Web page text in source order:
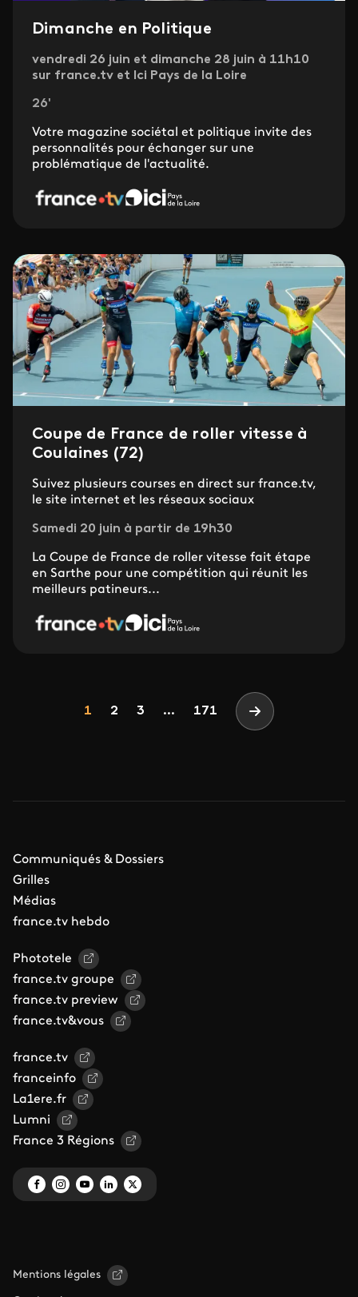
Dimanche en Politique
vendredi 26 juin et dimanche 28 juin à 11h10
sur france.tv et Ici Pays de la Loire
26'
Votre magazine sociétal et politique invite des
personnalités pour échanger sur une
problématique de l'actualité.
Coupe de France de roller vitesse à
Coulaines (72)
Suivez plusieurs courses en direct sur france.tv,
le site internet et les réseaux sociaux
Samedi 20 juin à partir de 19h30
La Coupe de France de roller vitesse fait étape
en Sarthe pour une compétition qui réunit les
meilleurs patineurs...
Page
1 Page
2 Page
3 ... 171 Page suivante
Communiqués & Dossiers
Grilles
Médias
france.tv hebdo
Phototele
france.tv groupe
france.tv preview
france.tv&vous
france.tv
franceinfo
La1ere.fr
Lumni
France 3 Régions
Mentions légales